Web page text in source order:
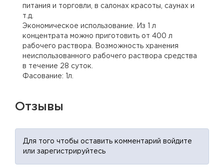
питания и торговли, в салонах красоты, саунах и
т.д.
Экономическое использование. Из 1 л
концентрата можно приготовить от 400 л
рабочего раствора. Возможность хранения
неиспользованного рабочего раствора средства
в течение 28 суток.
Фасование: 1л.
Отзывы
Для того чтобы оставить комментарий войдите
или зарегистрируйтесь